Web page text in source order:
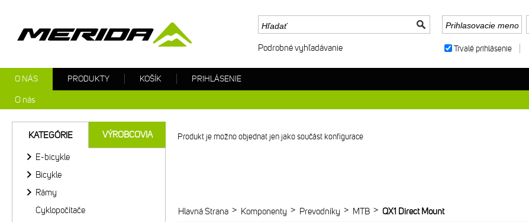
Produkt je možno objednat jen jako součást konfigurace
Hlavná Strana > Komponenty > Prevodníky > MTB > QX1 Direct Mount
KATEGÓRIE VÝROBCOVIA
E-bicykle
Bicykle
Rámy
Cyklopočítače
Podrobné vyhľadávanie
O NÁS
O nás
PRODUKTY KOŠÍK PRIHLÁSENIE
Trvalé prihlásenie